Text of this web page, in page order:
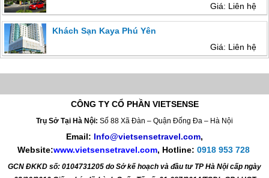
Giá: Liên hệ
Khách Sạn Kaya Phú Yên
Giá: Liên hệ
CÔNG TY CỔ PHẦN VIETSENSE
Trụ Sở Tại Hà Nội: Số 88 Xã Đàn – Quận Đống Đa – Hà Nội
Email: Info@vietsensetravel.com,
Website:www.vietsensetravel.com, Hotline: 0918 953 728
GCN ĐKKD số: 0104731205 do Sở kế hoạch và đầu tư TP Hà Nội cấp ngày